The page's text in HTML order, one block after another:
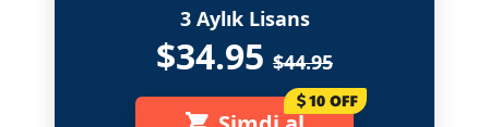
3 Aylık Lisans
$34.95 $44.95